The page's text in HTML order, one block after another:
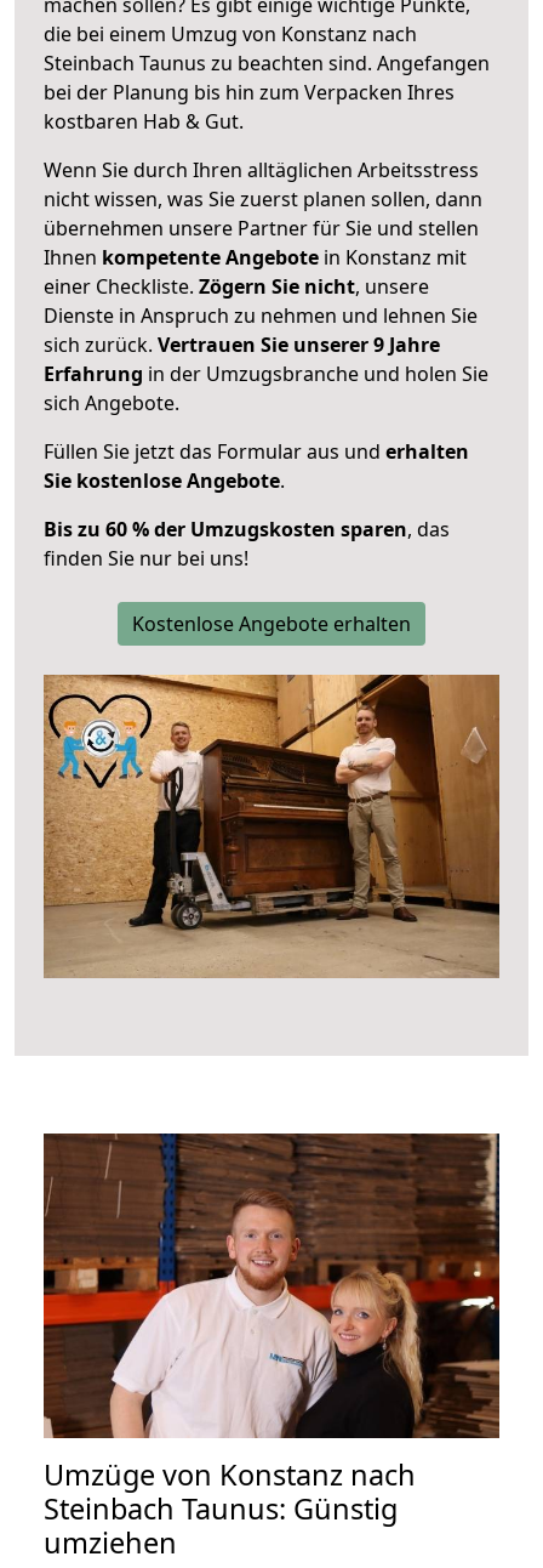
die bei einem Umzug von Konstanz nach
Steinbach Taunus zu beachten sind. Angefangen
bei der Planung bis hin zum Verpacken Ihres
kostbaren Hab & Gut.
Wenn Sie durch Ihren alltäglichen Arbeitsstress
nicht wissen, was Sie zuerst planen sollen, dann
übernehmen unsere Partner für Sie und stellen
Ihnen kompetente Angebote in Konstanz mit
einer Checkliste. Zögern Sie nicht, unsere
Dienste in Anspruch zu nehmen und lehnen Sie
sich zurück. Vertrauen Sie unserer 9 Jahre
Erfahrung in der Umzugsbranche und holen Sie
sich Angebote.
Füllen Sie jetzt das Formular aus und erhalten
Sie kostenlose Angebote.
Bis zu 60 % der Umzugskosten sparen, das
finden Sie nur bei uns!
Kostenlose Angebote erhalten
Umzüge von Konstanz nach
Steinbach Taunus: Günstig
umziehen